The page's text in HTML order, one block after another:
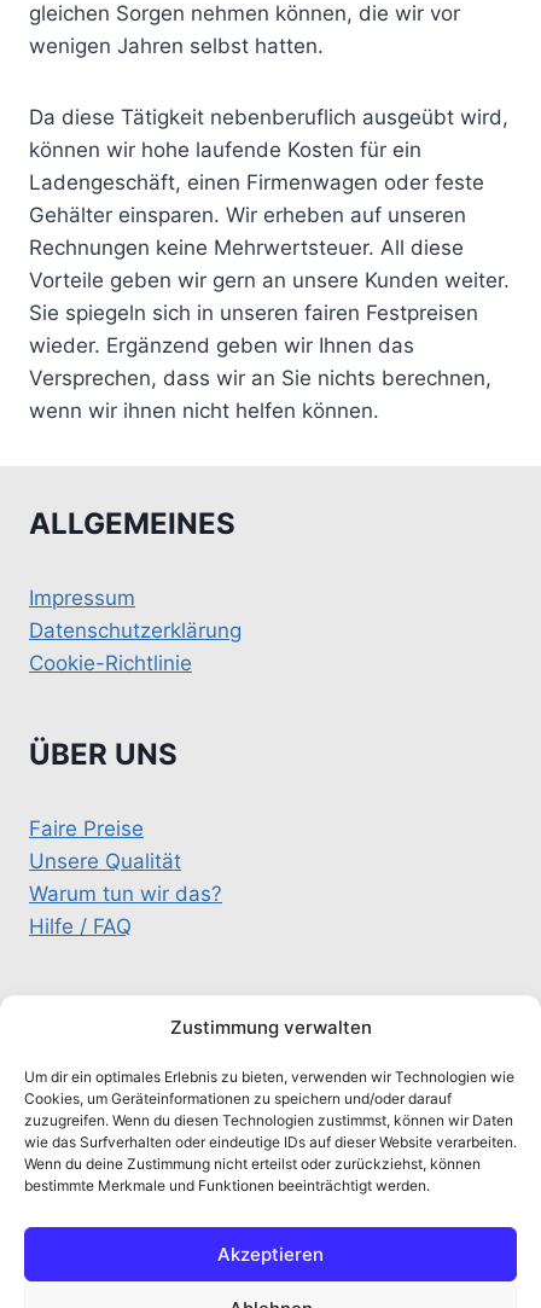
Zustimmung verwalten
Um dir ein optimales Erlebnis zu bieten, verwenden wir Technologien wie
Cookies, um Geräteinformationen zu speichern und/oder darauf
zuzugreifen. Wenn du diesen Technologien zustimmst, können wir Daten
wie das Surfverhalten oder eindeutige IDs auf dieser Website verarbeiten.
Wenn du deine Zustimmung nicht erteilst oder zurückziehst, können
bestimmte Merkmale und Funktionen beeinträchtigt werden.
Akzeptieren
gleichen Sorgen nehmen können, die wir vor
wenigen Jahren selbst hatten.
Da diese Tätigkeit nebenberuflich ausgeübt wird,
können wir hohe laufende Kosten für ein
Ladengeschäft, einen Firmenwagen oder feste
Gehälter einsparen. Wir erheben auf unseren
Rechnungen keine Mehrwertsteuer. All diese
Vorteile geben wir gern an unsere Kunden weiter.
Sie spiegeln sich in unseren fairen Festpreisen
wieder. Ergänzend geben wir Ihnen das
Versprechen, dass wir an Sie nichts berechnen,
wenn wir ihnen nicht helfen können.
ALLGEMEINES
Impressum
Datenschutzerklärung
Cookie-Richtlinie
ÜBER UNS
Faire Preise
Unsere Qualität
Warum tun wir das?
Hilfe / FAQ
KONTAKT
schluesselteam@gmx.de
0157 / 333 26 326
Alte Salzstr. 5A, 21516 Schulendorf
Hide